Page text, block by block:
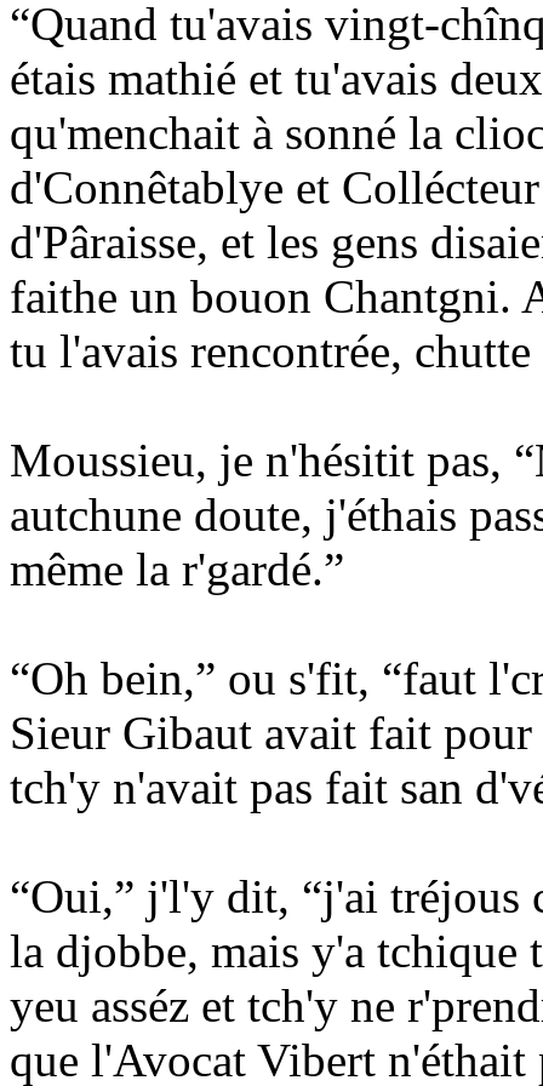
“Quand tu'avais vingt-
étais mathié et tu'avais
qu'menchait à sonné la
d'Connêtablye et
d'Pâraisse, et les gens
faithe un bouon Chantgni.
tu l'avais rencontrée,
Moussieu, je n'hésitit pas,
autchune doute, j'éthais
même la r'gardé.”
“Oh bein,” ou s'fit, “faut
Sieur Gibaut avait fait
tch'y n'avait pas fait san
“Oui,” j'l'y dit, “j'ai tréjous
la djobbe, mais y'a
yeu asséz et tch'y ne
que l'Avocat Vibert